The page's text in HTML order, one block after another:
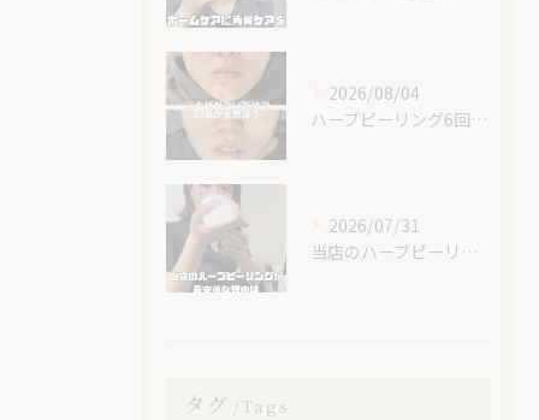
2026/08/04
ハーブピーリング6回での素晴らしい変化です！
2026/07/31
当店のハーブピーリングが最安値な理由🌿
タグ Tags